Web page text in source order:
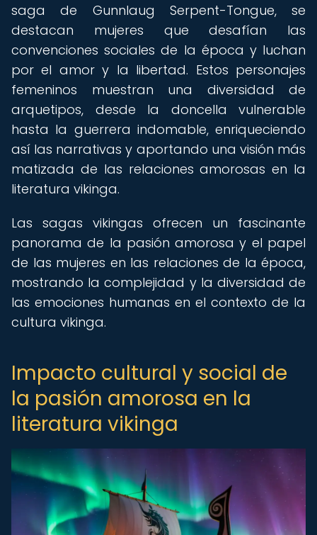
saga de Gunnlaug Serpent-Tongue, se
destacan mujeres que desafían las
convenciones sociales de la época y luchan
por el amor y la libertad. Estos personajes
femeninos muestran una diversidad de
arquetipos, desde la doncella vulnerable
hasta la guerrera indomable, enriqueciendo
así las narrativas y aportando una visión más
matizada de las relaciones amorosas en la
literatura vikinga.
Las sagas vikingas ofrecen un fascinante
panorama de la pasión amorosa y el papel
de las mujeres en las relaciones de la época,
mostrando la complejidad y la diversidad de
las emociones humanas en el contexto de la
cultura vikinga.
Impacto cultural y social de
la pasión amorosa en la
literatura vikinga